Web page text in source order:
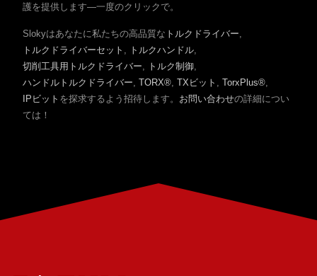
護を提供します—一度のクリックで。
Slokyはあなたに私たちの高品質な トルクドライバー
トルクドライバーセット
トルクハンドル
切削工具用トルクドライバー
トルク制御
ハンドルトルクドライバー TORX® TXビット TorxPlus®
IPビット を探求するよう招待します。 お問い合わせの詳細につい
ては！